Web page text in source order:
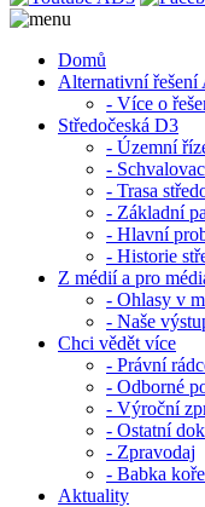
Domů
Alternativní řešení
- Více o
Středočeská D3
- Územní
-
- Trasa
- Základní
- Hlavní
- Historie
Z médií a pro
- Ohlasy v
- Naše
Chci vědět více
- Právní
- Odborné
- Výroční
- Ostatní
- Zpravodaj
- Babka
Aktuality